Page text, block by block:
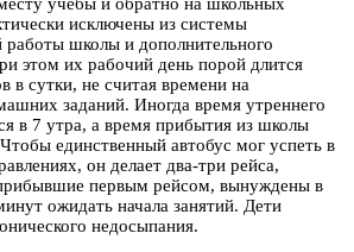
исключены из системы
работы школы и дополнительного
этом их рабочий день порой длится
в сутки, не считая времени на
заданий. Иногда время утреннего
в 7 утра, а время прибытия из школы
единственный автобус мог успеть в
он делает два-три рейса,
первым рейсом, вынуждены в
ожидать начала занятий. Дети
недосыпания.